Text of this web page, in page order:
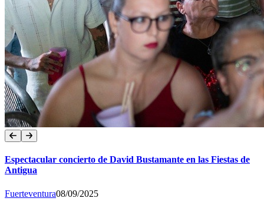
Espectacular concierto de David Bustamante en las Fiestas de
Antigua
Fuerteventura08/09/2025